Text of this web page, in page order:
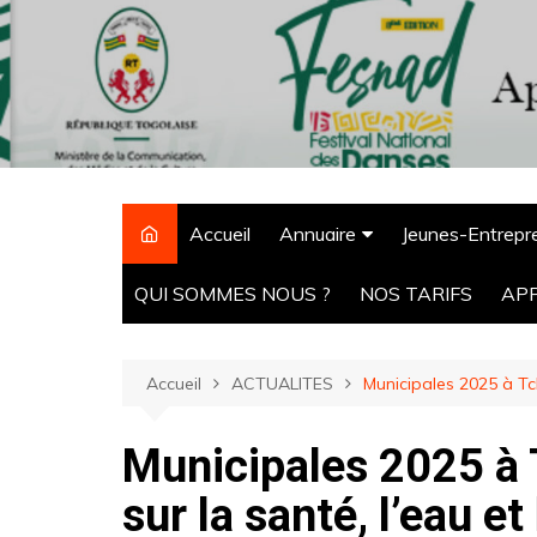
Aller
au
contenu
Accueil Annuaire
CPM Tchaoudjo
ONG
Pharmacie
Ecoles
Jeunes-
QUI SOMMES NOUS ? NOS TARIFS
Accueil ACTUALITES Municipales 2025 à
Municipales 2025 à
sur la santé, l’eau